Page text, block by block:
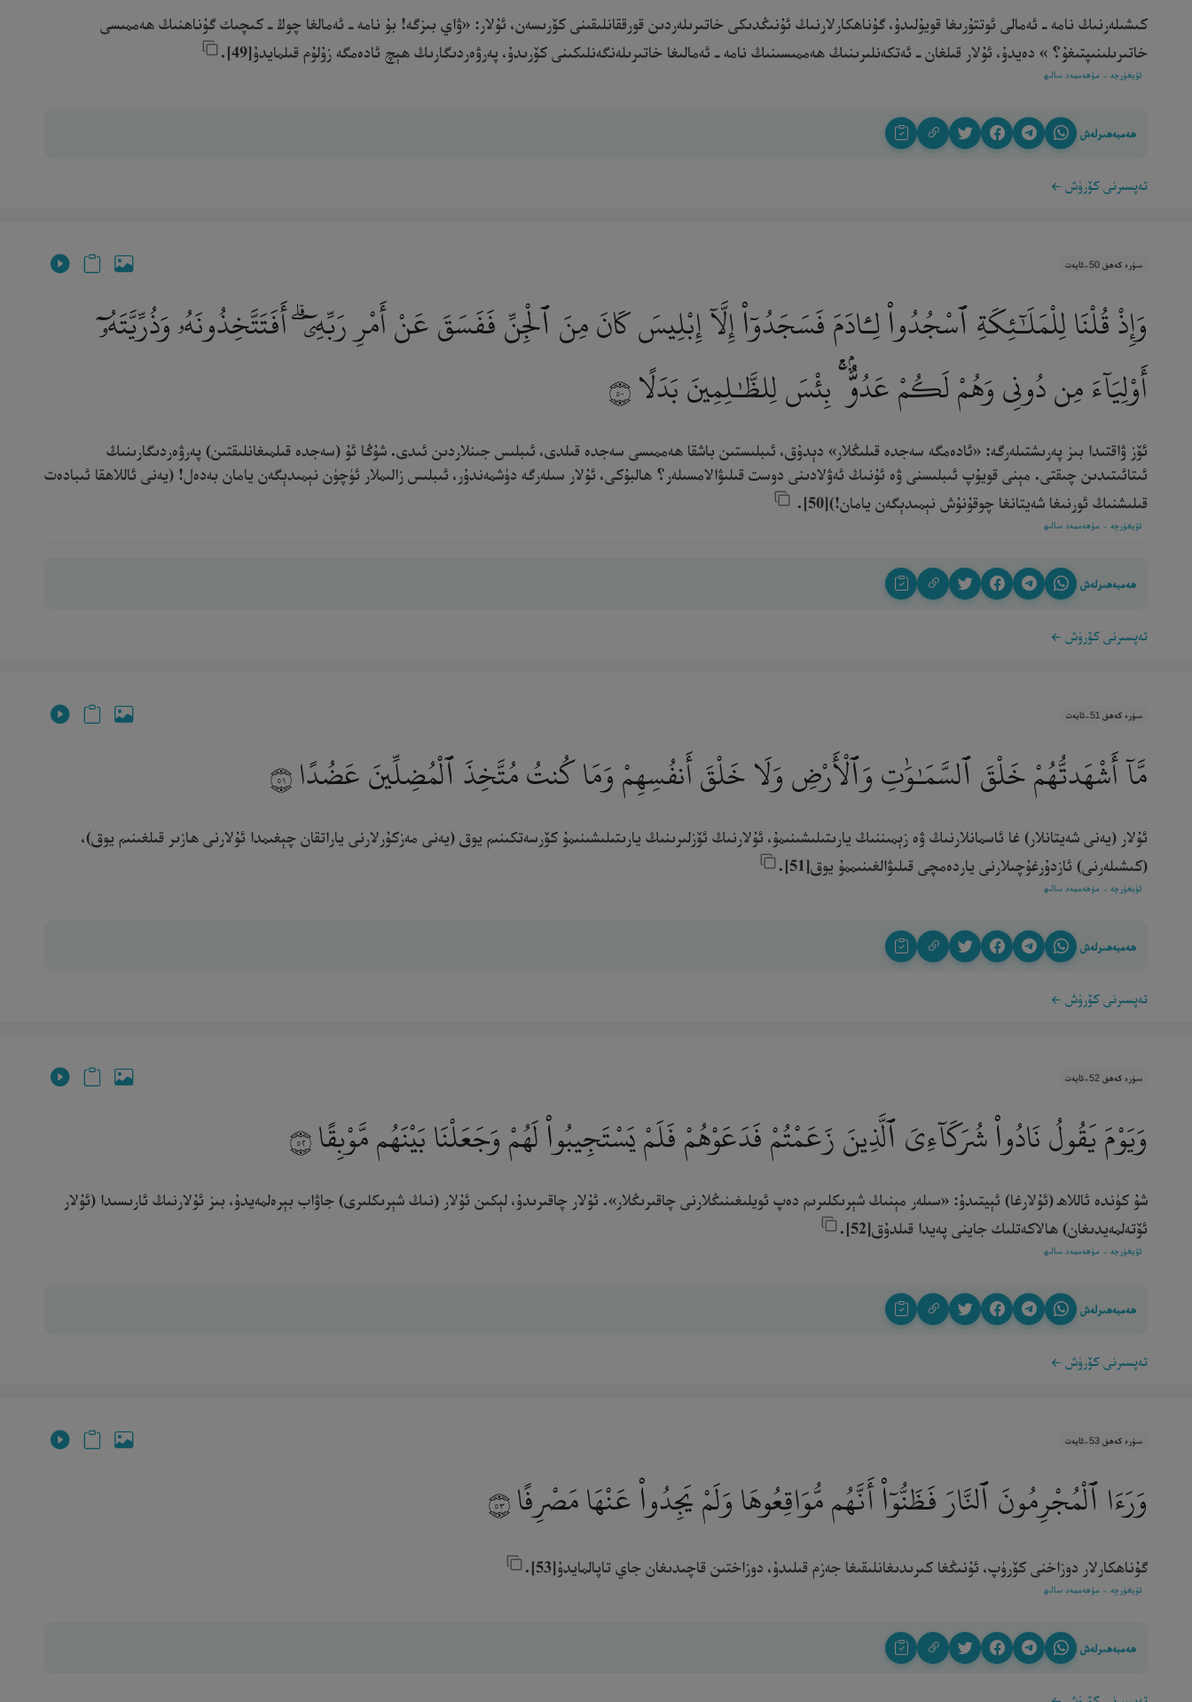
كىشىلەرنىڭ نامە ـ ئەمالى ئوتتۇرىغا قويۇلىدۇ، گۇناھكارلارنىڭ ئۇنىڭدىكى خاتىرىلەردىن قورققانلىقىنى كۆرىسەن، ئۇلار: «ۋاي بىزگە! بۇ نامە ـ ئەمالغا چوڭ ـ كىچىك گۇناھنىڭ ھەممىسى
خاتىرىلىنىپتىغۇ؟ » دەيدۇ، ئۇلار قىلغان ـ ئەتكەنلىرىنىڭ ھەممىسىنىڭ نامە ـ ئەمالىغا خاتىرىلەنگەنلىكىنى كۆرىدۇ، پەرۋەردىگارىڭ ھېچ ئادەمگە زۇلۇم قىلمايدۇ[49].‎
ئۇيغۇرچە - مۇھەممەد سالىھ
ھەمبەھىرلەش
تەپسىرنى كۆرۈش
سۈرە كەھف 50-ئايەت
وَإِذْ قُلْنَا لِلْمَلَـٰٓئِكَةِ ٱسْجُدُوا۟ لِـَٔادَمَ فَسَجَدُوٓا۟ إِلَّآ إِبْلِيسَ كَانَ مِنَ ٱلْجِنِّ فَفَسَقَ عَنْ أَمْرِ رَبِّهِۦٓ ۗ أَفَتَتَّخِذُونَهُۥ وَذُرِّيَّتَهُۥٓ
أَوْلِيَآءَ مِن دُونِى وَهُمْ لَكُمْ عَدُوٌّۢ ۚ بِئْسَ لِلظَّـٰلِمِينَ بَدَلًا
٥٠
ئۆز ۋاقتىدا بىز پەرىشتىلەرگە: «ئادەمگە سەجدە قىلىڭلار» دېدۇق، ئىبلىستىن باشقا ھەممىسى سەجدە قىلدى، ئىبلىس جىنلاردىن ئىدى. شۇڭا ئۇ (سەجدە قىلمىغانلىقتىن) پەرۋەردىگارىنىڭ
ئىتائىتىدىن چىقتى. مېنى قويۇپ ئىبلىسنى ۋە ئۇنىڭ ئەۋلادىنى دوست قىلىۋالامسىلەر؟ ھالبۇكى، ئۇلار سىلەرگە دۈشمەندۇر، ئىبلىس زالىملار ئۈچۈن نېمىدېگەن يامان بەدەل! (يەنى ئاللاھقا ئىبادەت
قىلىشنىڭ ئورنىغا شەيتانغا چوقۇنۇش نېمىدېگەن يامان!)[50]. ‎
ئۇيغۇرچە - مۇھەممەد سالىھ
ھەمبەھىرلەش
تەپسىرنى كۆرۈش
سۈرە كەھف 51-ئايەت
مَّآ أَشْهَدتُّهُمْ خَلْقَ ٱلسَّمَـٰوَٰتِ وَٱلْأَرْضِ وَلَا خَلْقَ أَنفُسِهِمْ وَمَا كُنتُ مُتَّخِذَ ٱلْمُضِلِّينَ عَضُدًا ٥١
ئۇلار (يەنى شەيتانلار) غا ئاسمانلارنىڭ ۋە زېمىننىڭ يارىتىلىشىنىمۇ، ئۇلارنىڭ ئۆزلىرىنىڭ يارىتىلىشىنىمۇ كۆرسەتكىنىم يوق (يەنى مەزكۇرلارنى ياراتقان چېغىمدا ئۇلارنى ھازىر قىلغىنىم يوق)،
(كىشىلەرنى) ئازدۇرغۇچىلارنى ياردەمچى قىلىۋالغىنىممۇ يوق[51].‎
ئۇيغۇرچە - مۇھەممەد سالىھ
ھەمبەھىرلەش
تەپسىرنى كۆرۈش
سۈرە كەھف 52-ئايەت
وَيَوْمَ يَقُولُ نَادُوا۟ شُرَكَآءِىَ ٱلَّذِينَ زَعَمْتُمْ فَدَعَوْهُمْ فَلَمْ يَسْتَجِيبُوا۟ لَهُمْ وَجَعَلْنَا بَيْنَهُم مَّوْبِقًا ٥٢
شۇ كۈندە ئاللاھ (ئۇلارغا) ئېيتىدۇ: «سىلەر مېنىڭ شېرىكلىرىم دەپ ئويلىغىنىڭلارنى چاقىرىڭلار». ئۇلار چاقىرىدۇ، لېكىن ئۇلار (نىڭ شېرىكلىرى) جاۋاب بېرەلمەيدۇ، بىز ئۇلارنىڭ ئارىسىدا (ئۇلار
ئۆتەلمەيدىغان) ھالاكەتلىك جاينى پەيدا قىلدۇق[52].‎
ئۇيغۇرچە - مۇھەممەد سالىھ
ھەمبەھىرلەش
تەپسىرنى كۆرۈش
سۈرە كەھف 53-ئايەت
وَرَءَا ٱلْمُجْرِمُونَ ٱلنَّارَ فَظَنُّوٓا۟ أَنَّهُم مُّوَاقِعُوهَا وَلَمْ يَجِدُوا۟ عَنْهَا مَصْرِفًا ٥٣
گۇناھكارلار دوزاخنى كۆرۈپ، ئۇنىڭغا كىرىدىغانلىقىغا جەزم قىلىدۇ، دوزاختىن قاچىدىغان جاي تاپالمايدۇ[53].‎
ئۇيغۇرچە - مۇھەممەد سالىھ
ھەمبەھىرلەش